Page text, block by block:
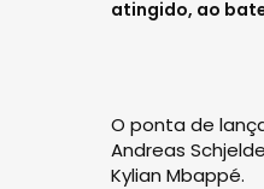
atingido, ao
O ponta de
Andreas
Kylian Mbappé.